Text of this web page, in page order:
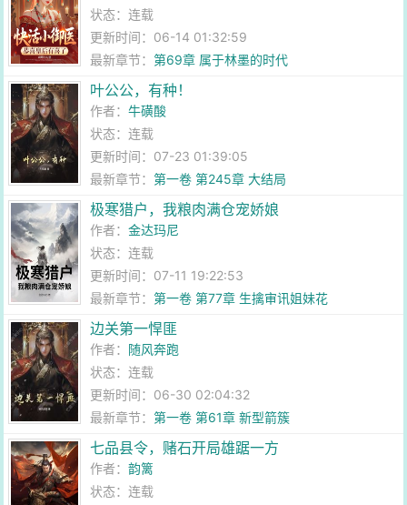
状态：连载
更新时间：06-14 01:32:59
最新章节：第69章 属于林墨的时代
叶公公，有种！
作者：牛磺酸
状态：连载
更新时间：07-23 01:39:05
最新章节：第一卷 第245章 大结局
极寒猎户，我粮肉满仓宠娇娘
作者：金达玛尼
状态：连载
更新时间：07-11 19:22:53
最新章节：第一卷 第77章 生擒审讯姐妹花
边关第一悍匪
作者： 随风奔跑
状态：连载
更新时间：06-30 02:04:32
最新章节：第一卷 第61章 新型箭簇
七品县令，赌石开局雄踞一方
作者：韵篱
状态：连载